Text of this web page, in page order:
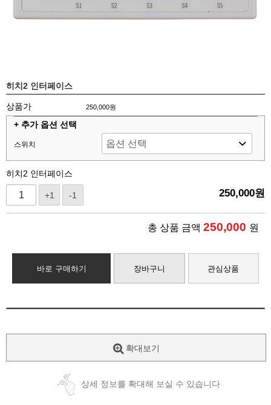
히치2 인터페이스
상품가 250,000원
+ 추가 옵션 선택
스위치
히치2 인터페이스
+1 -1 250,000원
총 상품 금액 250,000 원
바로 구매하기 장바구니 관심상품
확대보기
상세 정보를 확대해 보실 수 있습니다